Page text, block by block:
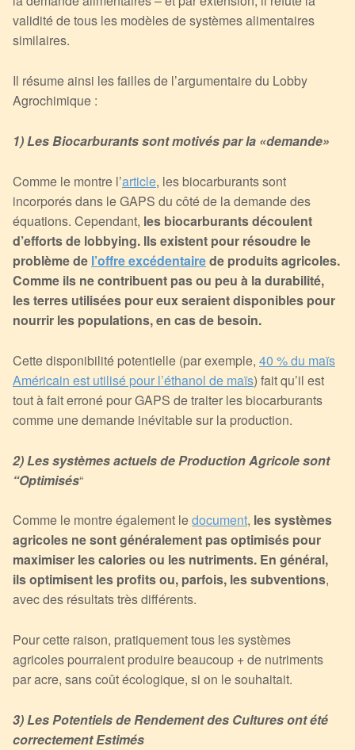
validité de tous les modèles de systèmes alimentaires
similaires.
Il résume ainsi les failles de l’argumentaire du Lobby
Agrochimique :
1) Les Biocarburants sont motivés par la «demande»
Comme le montre l’article, les biocarburants sont
incorporés dans le GAPS du côté de la demande des
équations. Cependant, les biocarburants découlent
d’efforts de lobbying. Ils existent pour résoudre le
problème de l’offre excédentairede produits agricoles.
Comme ils ne contribuent pas ou peu à la durabilité,
les terres utilisées pour eux seraient disponibles pour
nourrir les populations, en cas de besoin.
Cette disponibilité potentielle (par exemple, 40 % du maïs
Américain est utilisé pour l’éthanol de maïs) fait qu’il est
tout à fait erroné pour GAPS de traiter les biocarburants
comme une demande inévitable sur la production.
2) Les systèmes actuels de Production Agricole sont
“Optimisés“
Comme le montre également ledocument, les systèmes
agricoles ne sont généralement pas optimisés pour
maximiser les calories ou les nutriments. En général,
ils optimisent les profits ou, parfois, les subventions,
avec des résultats très différents.
Pour cette raison, pratiquement tous les systèmes
agricoles pourraient produire beaucoup + de nutriments
par acre, sans coût écologique, si on le souhaitait.
3) Les Potentiels de Rendement des Cultures ont été
correctement Estimés